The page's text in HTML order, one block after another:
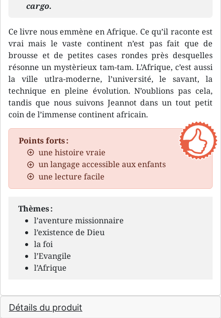
cargo.
Ce livre nous emmène en Afrique. Ce qu’il raconte est
vrai mais le vaste continent n’est pas fait que de
brousse et de petites cases rondes près desquelles
résonne un mystèrieux tam-tam. L’Afrique, c’est aussi
la ville utlra-moderne, l’université, le savant, la
technique en pleine évolution. N’oublions pas cela,
tandis que nous suivons Jeannot dans un tout petit
coin de l’immense continent africain.
Points forts :
une histoire vraie
un langage accessible aux enfants
une lecture facile
Thèmes :
l’aventure missionnaire
l’existence de Dieu
la foi
l’Evangile
l’Afrique
Détails du produit